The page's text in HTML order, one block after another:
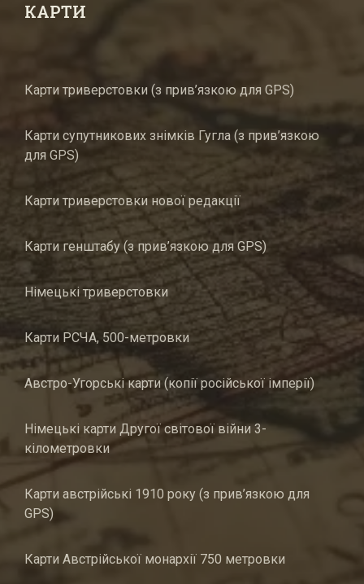
КАРТИ
Карти триверстовки (з прив’язкою для GPS)
Карти супутникових знімків Гугла (з прив’язкою
для GPS)
Карти триверстовки нової редакції
Карти генштабу (з прив’язкою для GPS)
Німецькі триверстовки
Карти РСЧА, 500-метровки
Австро-Угорські карти (копії російської імперії)
Німецькі карти Другої світової війни 3-
кілометровки
Карти австрійські 1910 року (з прив’язкою для
GPS)
Карти Австрійської монархії 750 метровки